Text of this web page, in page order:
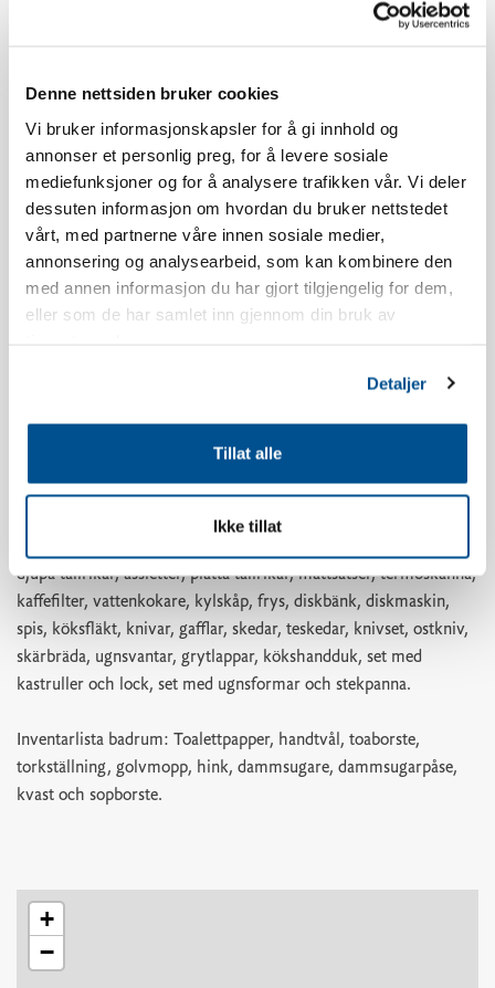
Denne nettsiden bruker cookies
Vi bruker informasjonskapsler for å gi innhold og
annonser et personlig preg, for å levere sosiale
mediefunksjoner og for å analysere trafikken vår. Vi deler
dessuten informasjon om hvordan du bruker nettstedet
vårt, med partnerne våre innen sosiale medier,
annonsering og analysearbeid, som kan kombinere den
med annen informasjon du har gjort tilgjengelig for dem,
eller som de har samlet inn gjennom din bruk av
Detaljer
Tillat alle
Ikke tillat
Rökning är inte tillåten. Se våra bokningsvillkor för mer
information.
Lägenheten har balkong i sydvästläge. Utsikten och läget
kommer variera beroende på vilket byggnad du bor i.
Lägenheten är nyuppförd.
Inventarlista kök: Diskmedel, diskmaskintabletter, diskborste,
glasform, kaksform, kavel, sax, teskedar, bakpensel, visp,
slickepott, köksredskap, ägghackare, potatisskalare, rivjärn,
vitlökspress, korkskruv, burköppnare, pizzaskärare, isbitbricka,
djupa tallrikar, assietter, platta tallrikar, måttsatser, termoskanna,
kaffefilter, vattenkokare, kylskåp, frys, diskbänk, diskmaskin,
spis, köksfläkt, knivar, gafflar, skedar, teskedar, knivset, ostkniv,
skärbräda, ugnsvantar, grytlappar, kökshandduk, set med
kastruller och lock, set med ugnsformar och stekpanna.
Inventarlista badrum: Toalettpapper, handtvål, toaborste,
torkställning, golvmopp, hink, dammsugare, dammsugarpåse,
kvast och sopborste.
+
−